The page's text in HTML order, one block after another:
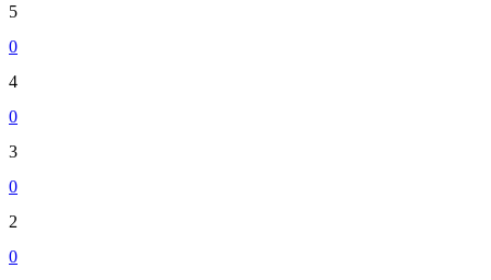
5
0
4
0
3
0
2
0